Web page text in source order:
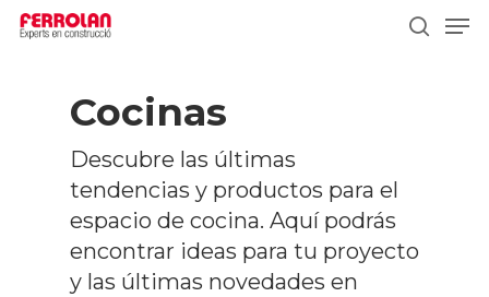
Skip
Cocinas
Descubre las últimas
tendencias y productos para el
espacio de cocina. Aquí podrás
encontrar ideas para tu proyecto
y las últimas novedades en